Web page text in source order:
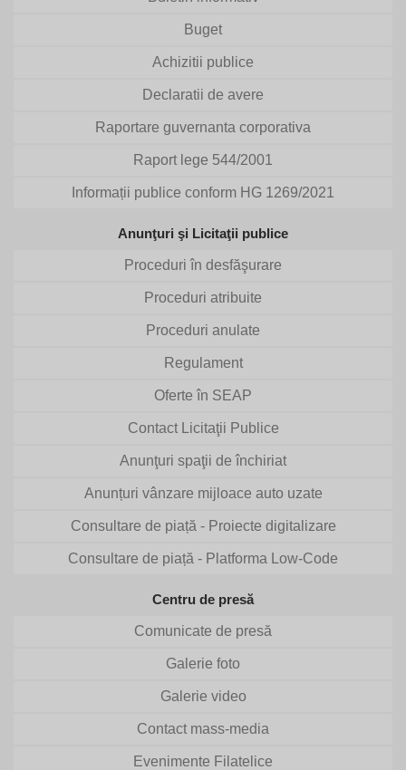
Buget
Achizitii publice
Declaratii de avere
Raportare guvernanta corporativa
Raport lege 544/2001
Informații publice conform HG 1269/2021
Anunţuri şi Licitaţii publice
Proceduri în desfăşurare
Proceduri atribuite
Proceduri anulate
Regulament
Oferte în SEAP
Contact Licitaţii Publice
Anunţuri spaţii de închiriat
Anunțuri vânzare mijloace auto uzate
Consultare de piață - Proiecte digitalizare
Consultare de piață - Platforma Low-Code
Centru de presă
Comunicate de presă
Galerie foto
Galerie video
Contact mass-media
Evenimente Filatelice